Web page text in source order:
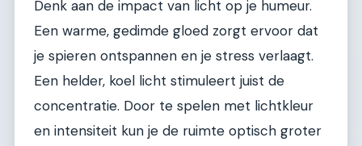
Denk aan de impact van licht op je humeur.
Een warme, gedimde gloed zorgt ervoor dat
je spieren ontspannen en je stress verlaagt.
Een helder, koel licht stimuleert juist de
concentratie. Door te spelen met lichtkleur
en intensiteit kun je de ruimte optisch groter